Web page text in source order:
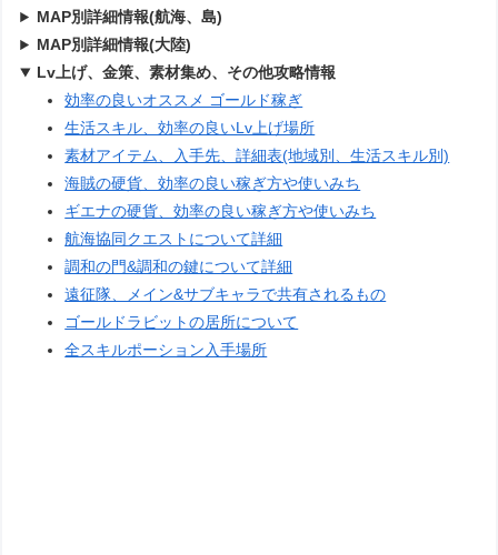
MAP別詳細情報(航海、島)
MAP別詳細情報(大陸)
Lv上げ、金策、素材集め、その他攻略情報
効率の良いオススメ ゴールド稼ぎ
生活スキル、効率の良いLv上げ場所
素材アイテム、入手先、詳細表(地域別、生活スキル別)
海賊の硬貨、効率の良い稼ぎ方や使いみち
ギエナの硬貨、効率の良い稼ぎ方や使いみち
航海協同クエストについて詳細
調和の門&調和の鍵について詳細
遠征隊、メイン&サブキャラで共有されるもの
ゴールドラビットの居所について
全スキルポーション入手場所